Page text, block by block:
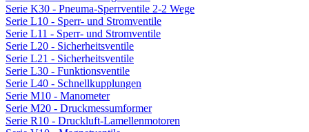
Serie K30 - Pneuma-Sperrventile 2-2 Wege
Serie L10 - Sperr- und Stromventile
Serie L11 - Sperr- und Stromventile
Serie L20 - Sicherheitsventile
Serie L21 - Sicherheitsventile
Serie L30 - Funktionsventile
Serie L40 - Schnellkupplungen
Serie M10 - Manometer
Serie M20 - Druckmessumformer
Serie R10 - Druckluft-Lamellenmotoren